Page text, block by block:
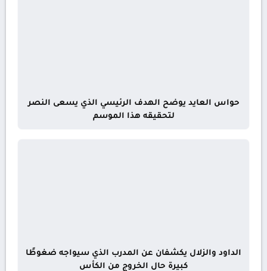
حواس العايد يوضح الهدف الرئيسي الذي يسعى النصر
لتحقيقه هذا الموسم
الداود والزلال يكشفان عن المدرب الذي سيواجه ضغوطًا
كبيرة حال الخروج من الكأس